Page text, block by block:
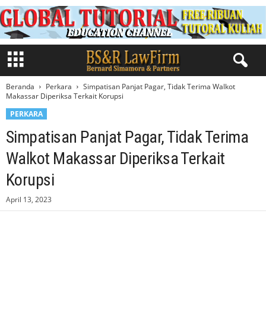
Beranda Perkara
Simpatisan Panjat Pagar, Tidak Terima Walkot
Makassar Diperiksa Terkait Korupsi
PERKARA
Simpatisan Panjat Pagar, Tidak Terima
Walkot Makassar Diperiksa Terkait
Korupsi
April 13, 2023